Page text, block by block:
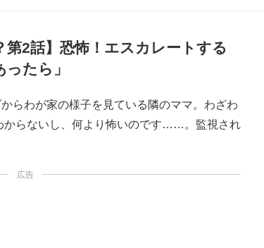
第2話】恐怖！エスカレートする
たら」
らわが家の様子を見ている隣のママ。わざわ
からないし、何より怖いのです……。監視され
広告